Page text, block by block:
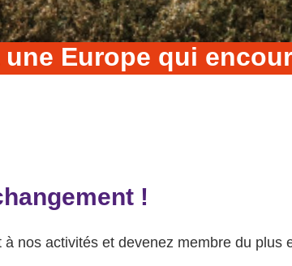
Europe qui
!
nos activités et devenez membre du